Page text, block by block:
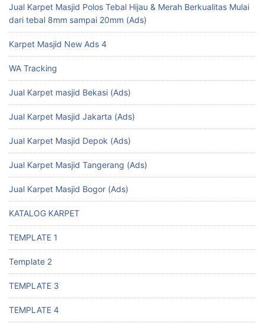
Jual Karpet Masjid Polos Tebal Hijau & Merah Berkualitas Mulai
dari tebal 8mm sampai 20mm (Ads)
Karpet Masjid New Ads 4
WA Tracking
Jual Karpet masjid Bekasi (Ads)
Jual Karpet Masjid Jakarta (Ads)
Jual Karpet Masjid Depok (Ads)
Jual Karpet Masjid Tangerang (Ads)
Jual Karpet Masjid Bogor (Ads)
KATALOG KARPET
TEMPLATE 1
Template 2
TEMPLATE 3
TEMPLATE 4